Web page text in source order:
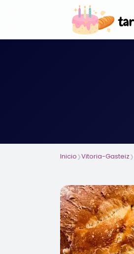
Inicio❯Vitoria-Gasteiz❯